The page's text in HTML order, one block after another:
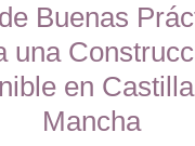
Buenas
una
en
Mancha